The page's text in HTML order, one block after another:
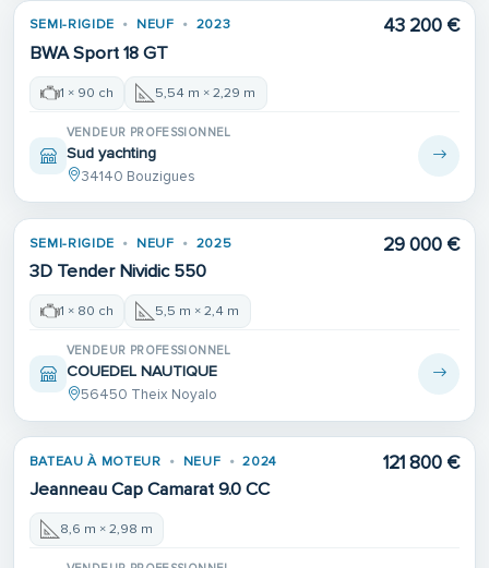
SEMI-RIGIDE NEUF 2023
BWA Sport 18 GT
43 200 €
1 × 90 ch 5,54 m × 2,29 m
VENDEUR PROFESSIONNEL
Sud yachting
34140 Bouzigues
SEMI-RIGIDE NEUF 2025
3D Tender Nividic 550
29 000 €
1 × 80 ch 5,5 m × 2,4 m
VENDEUR PROFESSIONNEL
COUEDEL NAUTIQUE
56450 Theix Noyalo
BATEAU À MOTEUR NEUF 2024
Jeanneau Cap Camarat 9.0 CC
121 800 €
8,6 m × 2,98 m